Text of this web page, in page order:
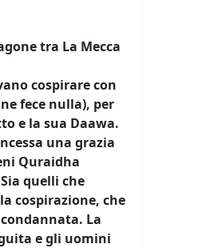
tra La Mecca
cospirare con
fece nulla), per
e la sua Daawa.
una grazia
Quraidha
quelli che
cospirazione, che
La
e gli uomini